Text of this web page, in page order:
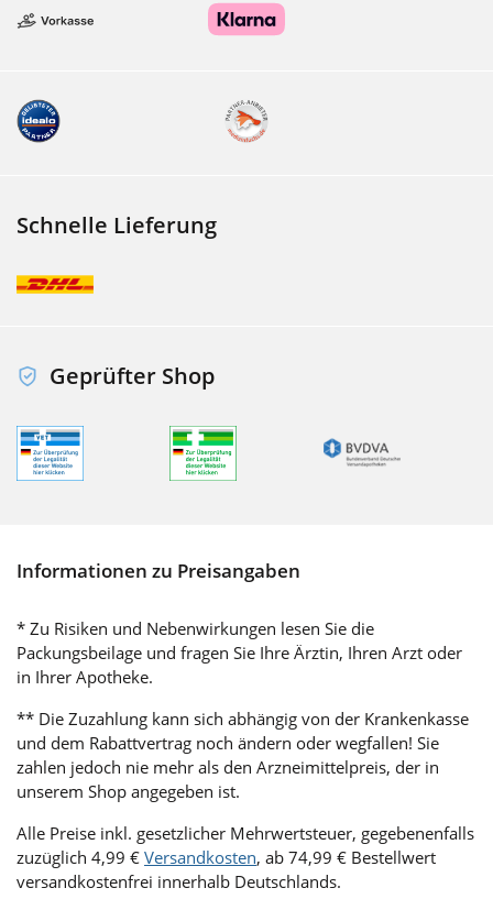
Schnelle Lieferung
Geprüfter Shop
Informationen zu Preisangaben
* Zu Risiken und Nebenwirkungen lesen Sie die
Packungsbeilage und fragen Sie Ihre Ärztin, Ihren Arzt oder
in Ihrer Apotheke.
** Die Zuzahlung kann sich abhängig von der Krankenkasse
und dem Rabattvertrag noch ändern oder wegfallen! Sie
zahlen jedoch nie mehr als den Arzneimittelpreis, der in
unserem Shop angegeben ist.
Alle Preise inkl. gesetzlicher Mehrwertsteuer, gegebenenfalls
zuzüglich 4,99 € Versandkosten, ab 74,99 € Bestellwert
versandkostenfrei innerhalb Deutschlands.